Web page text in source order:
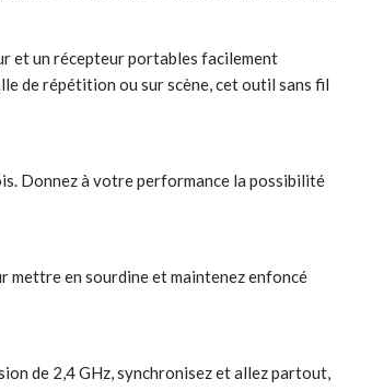
et un récepteur portables facilement
de répétition ou sur scène, cet outil sans fil
Donnez à votre performance la possibilité
mettre en sourdine et maintenez enfoncé
de 2,4 GHz, synchronisez et allez partout,